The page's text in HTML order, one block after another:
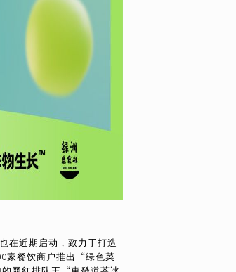
在近期启动，致力于打造
家餐饮商户推出“绿色菜